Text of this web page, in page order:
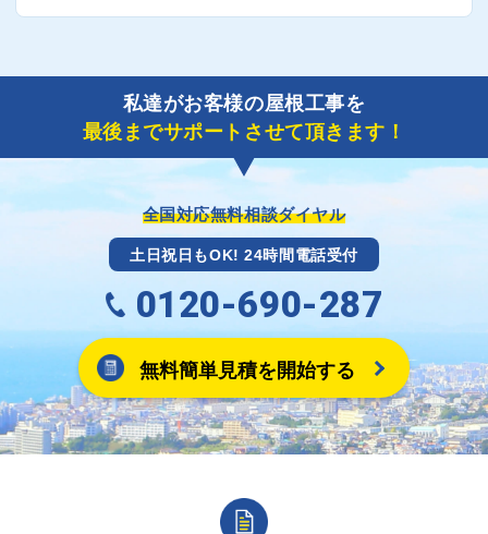
だきます。
了しましたら、キャッシュバック(※)申込みフォーム
に各項目を入力いただいた上で送信してください。
その内容を屋根コネクトが確認できた日時から翌月末
までには送付手配させていただきます。
※キャッシュバックの金額は契約金額によって異なり
ます。
私達がお客様の屋根工事を
最後までサポートさせて頂きます！
全国対応無料相談ダイヤル
土日祝日もOK! 24時間電話受付
0120-690-287
無料簡単見積を開始する